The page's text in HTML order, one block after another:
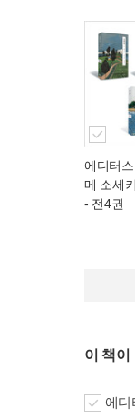
에디터
메 소세
- 전4권
이 책이
에